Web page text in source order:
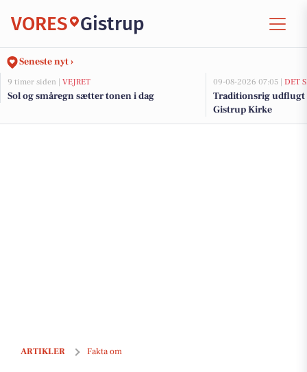
VORES Gistrup
Seneste nyt ›
9 timer siden | VEJRET
Sol og småregn sætter tonen i dag
09-08-2026 07:05 | DET
Traditionsrig udflugt
Gistrup Kirke
ARTIKLER Fakta om
Huspriserne går op i Aalborg Kommune